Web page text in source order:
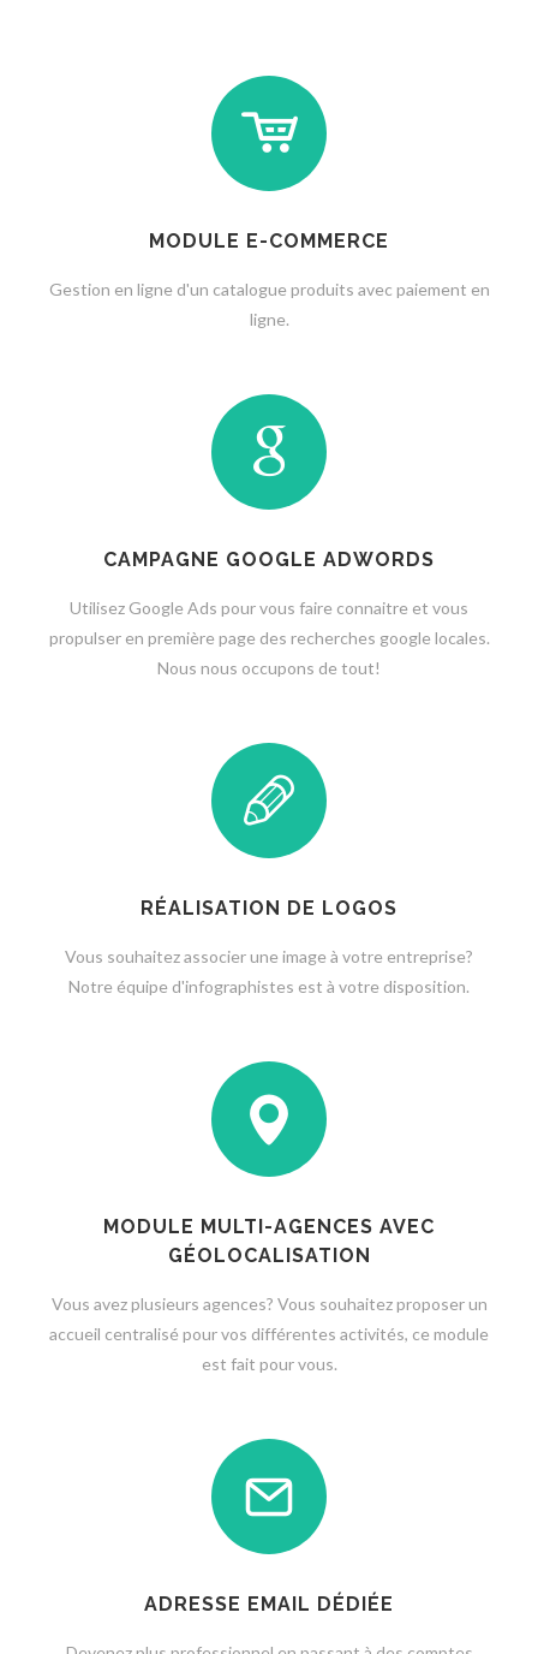
MODULE E-COMMERCE
Gestion en ligne d'un catalogue produits avec paiement en
ligne.
CAMPAGNE GOOGLE ADWORDS‎
Utilisez Google Ads pour vous faire connaitre et vous
propulser en première page des recherches google locales.
Nous nous occupons de tout!
RÉALISATION DE LOGOS
Vous souhaitez associer une image à votre entreprise?
Notre équipe d'infographistes est à votre disposition.
MODULE MULTI-AGENCES AVEC
GÉOLOCALISATION
Vous avez plusieurs agences? Vous souhaitez proposer un
accueil centralisé pour vos différentes activités, ce module
est fait pour vous.
ADRESSE EMAIL DÉDIÉE